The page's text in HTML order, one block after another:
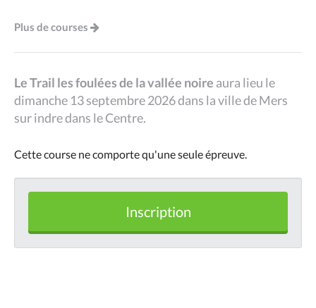
Plus de courses
Le Trail les foulées de la vallée noire aura lieu le
dimanche 13 septembre 2026 dans la ville de Mers
sur indre dans le Centre.
Cette course ne comporte qu'une seule épreuve.
Inscription